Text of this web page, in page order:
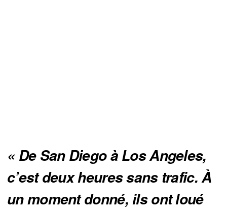
« De San Diego à Los Angeles,
c’est deux heures sans trafic. À
un moment donné, ils ont loué